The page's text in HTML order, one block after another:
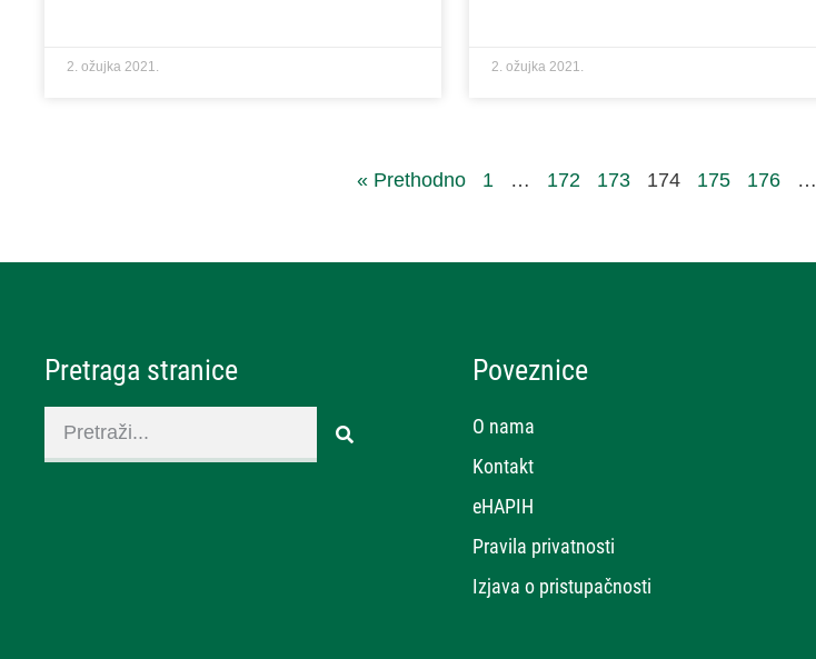
2. ožujka 2021. 2. ožujka 2021.
« Prethodno 1 … 172 173 174 175 176 …
Pretraga stranice Poveznice
O nama
Kontakt
eHAPIH
Pravila privatnosti
Izjava o pristupačnosti